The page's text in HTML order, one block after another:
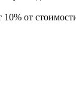
10% от